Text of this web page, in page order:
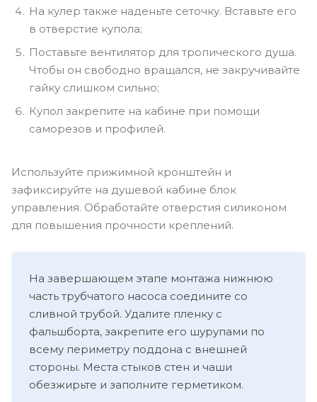
На кулер также наденьте сеточку. Вставьте его
в отверстие купола;
Поставьте вентилятор для тропического душа.
Чтобы он свободно вращался, не закручивайте
гайку слишком сильно;
Купол закрепите на кабине при помощи
саморезов и профилей.
Используйте прижимной кронштейн и
зафиксируйте на душевой кабине блок
управления. Обработайте отверстия силиконом
для повышения прочности креплений.
На завершающем этапе монтажа нижнюю
часть трубчатого насоса соедините со
сливной трубой. Удалите пленку с
фальшборта, закрепите его шурупами по
всему периметру поддона с внешней
стороны. Места стыков стен и чаши
обезжирьте и заполните герметиком.